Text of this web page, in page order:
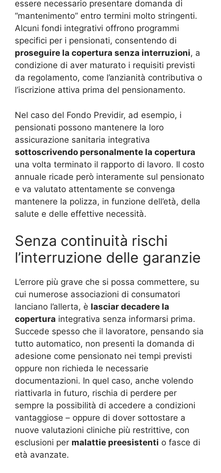
essere necessario presentare domanda di
“mantenimento” entro termini molto stringenti.
Alcuni fondi integrativi offrono programmi
specifici per i pensionati, consentendo di
proseguire la copertura senza interruzioni, a
condizione di aver maturato i requisiti previsti
da regolamento, come l’anzianità contributiva o
l’iscrizione attiva prima del pensionamento.
Nel caso del Fondo Previdir, ad esempio, i
pensionati possono mantenere la loro
assicurazione sanitaria integrativa
sottoscrivendo personalmente la copertura
una volta terminato il rapporto di lavoro. Il costo
annuale ricade però interamente sul pensionato
e va valutato attentamente se convenga
mantenere la polizza, in funzione dell’età, della
salute e delle effettive necessità.
Senza continuità rischi
l’interruzione delle garanzie
L’errore più grave che si possa commettere, su
cui numerose associazioni di consumatori
lanciano l’allerta, è lasciar decadere la
copertura integrativa senza informarsi prima.
Succede spesso che il lavoratore, pensando sia
tutto automatico, non presenti la domanda di
adesione come pensionato nei tempi previsti
oppure non richieda le necessarie
documentazioni. In quel caso, anche volendo
riattivarla in futuro, rischia di perdere per
sempre la possibilità di accedere a condizioni
vantaggiose – oppure di dover sottostare a
nuove valutazioni cliniche più restrittive, con
esclusioni per malattie preesistenti o fasce di
età avanzate.